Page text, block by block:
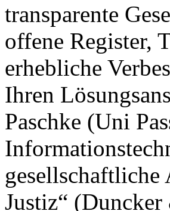
transparente
offene Register,
erhebliche
Ihren
Paschke (Uni
Justiz“